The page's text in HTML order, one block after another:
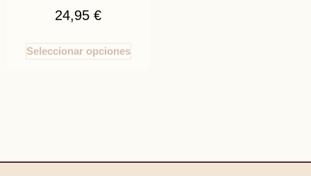
24,95€
Seleccionar opciones